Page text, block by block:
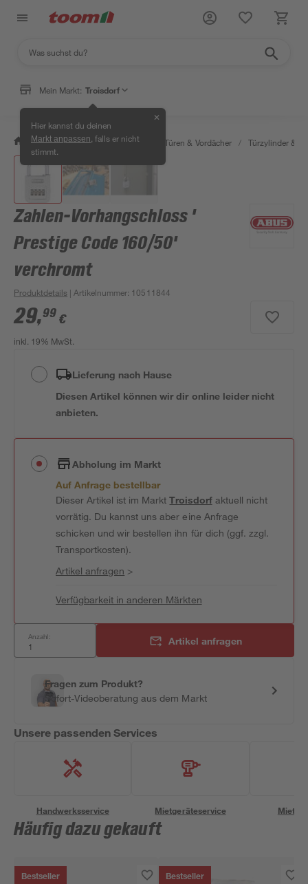
Mein Markt: Troisdorf
Hier kannst du deinen
Markt anpassen , falls er nicht
stimmt.
✕
/ Bauen & Renovieren / Fenster, Türen & Vordächer / Türzylinder &
Zahlen-Vorhangschloss '
Prestige Code 160/50'
verchromt
Produktdetails | Artikelnummer: 10511844
29,99 €
inkl. 19% MwSt.
Lieferung nach Hause
Diesen Artikel können wir dir online leider nicht
anbieten.
Abholung im Markt
Auf Anfrage bestellbar
Dieser Artikel ist im MarktTroisdorfaktuell nicht
vorrätig. Du kannst uns aber eine Anfrage
schicken und wir bestellen ihn für dich (ggf. zzgl.
Transportkosten).
Artikel anfragen >
Verfügbarkeit in anderen Märkten
Anzahl: Artikel anfragen
Fragen zum Produkt?
Sofort-Videoberatung aus dem Markt
Unsere passenden Services
Handwerksservice Mietgeräteservice
Häufig dazu gekauft
Bestseller Bestseller